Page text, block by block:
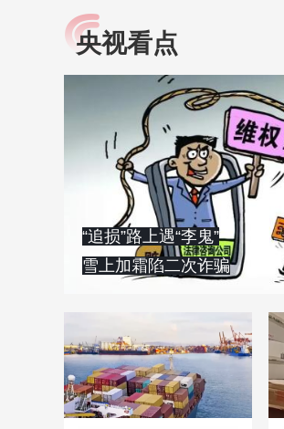
小央视频
央视网原创视频子品牌，
以更加贴近年轻人的视
角，有趣、有料、有故事
的方式解读时代。
央视看点
“追损”路上遇“李鬼”
雪上加霜陷二次诈骗